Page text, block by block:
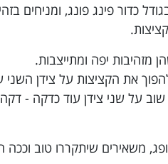
כדור פינג פונג, ומניחים
את הקציצות על צידן
על שני צידן עוד כדקה -